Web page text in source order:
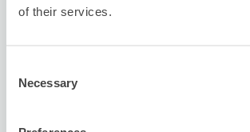
of their services.
Selection
Necessary